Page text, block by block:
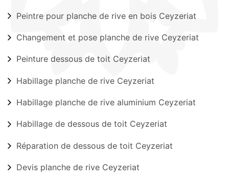
Peintre pour planche de rive en bois Ceyzeriat
Changement et pose planche de rive Ceyzeriat
Peinture dessous de toit Ceyzeriat
Habillage planche de rive Ceyzeriat
Habillage planche de rive aluminium Ceyzeriat
Habillage de dessous de toit Ceyzeriat
Réparation de dessous de toit Ceyzeriat
Devis planche de rive Ceyzeriat